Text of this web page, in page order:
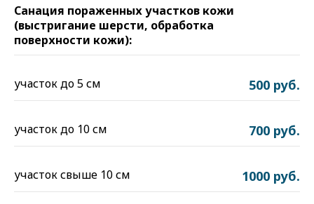
Санация пораженных участков кожи
(выстригание шерсти, обработка
поверхности кожи):
участок до 5 см 500 руб.
участок до 10 см 700 руб.
участок свыше 10 см 1000 руб.